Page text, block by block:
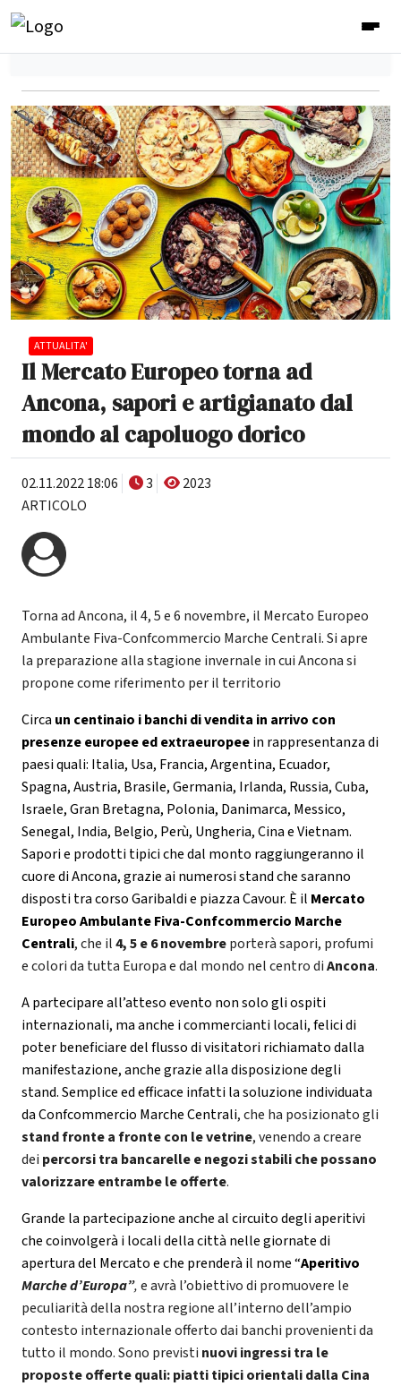
ATTUALITA'
Il Mercato Europeo torna ad
Ancona, sapori e artigianato dal
mondo al capoluogo dorico
02.11.2022 18:06 3
2023
ARTICOLO
Torna ad Ancona, il 4, 5 e 6 novembre, il Mercato Europeo
Ambulante Fiva-Confcommercio Marche Centrali. Si apre
la preparazione alla stagione invernale in cui Ancona si
propone come riferimento per il territorio
Circa un centinaio i banchi di vendita in arrivo con
presenze europee ed extraeuropeein rappresentanza di
paesi quali: Italia, Usa, Francia, Argentina, Ecuador,
Spagna, Austria, Brasile, Germania, Irlanda, Russia, Cuba,
Israele, Gran Bretagna, Polonia, Danimarca, Messico,
Senegal, India, Belgio, Perù, Ungheria, Cina e Vietnam.
Sapori e prodotti tipici che dal monto raggiungeranno il
cuore di Ancona, grazie ai numerosi stand che saranno
disposti tra corso Garibaldi e piazza Cavour. È il Mercato
Europeo Ambulante Fiva-Confcommercio Marche
Centrali, che il4, 5 e 6 novembreporterà sapori, profumi
e colori da tutta Europa e dal mondo nel centro diAncona.
A partecipare all’atteso evento non solo gli ospiti
internazionali, ma anche i commercianti locali, felici di
poter beneficiare del flusso di visitatori richiamato dalla
manifestazione, anche grazie alla disposizione degli
stand. Semplice ed efficace infatti la soluzione individuata
da Confcommercio Marche Centrali, che ha posizionato gli
stand fronte a fronte con le vetrine, venendo a creare
dei percorsi tra bancarelle e negozi stabili che possano
valorizzare entrambe le offerte.
Grande la partecipazione anche al circuito degli aperitivi
che coinvolgerà i locali della città nelle giornate di
apertura del Mercato e che prenderà il nome “Aperitivo
Marche d’Europa”,e avrà l’obiettivo di promuovere le
peculiarità della nostra regione all’interno dell’ampio
contesto internazionale offerto dai banchi provenienti da
tutto il mondo. Sono previsti nuovi ingressi tra le
proposte offerte quali: piatti tipici orientali dalla Cina